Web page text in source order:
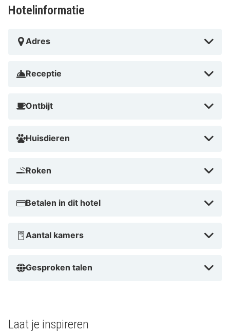
Hotelinformatie
Adres
Receptie
Ontbijt
Huisdieren
Roken
Betalen in dit hotel
Aantal kamers
Gesproken talen
Laat je inspireren